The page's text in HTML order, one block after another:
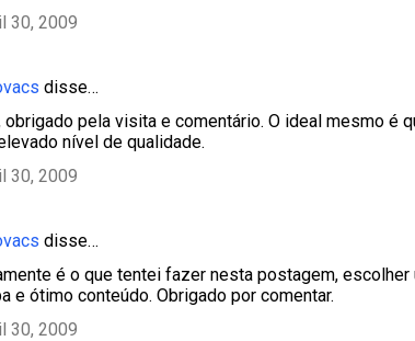
30, 2009
disse…
obrigado pela visita e comentário. O ideal mesmo é
nível de qualidade.
30, 2009
disse…
é o que tentei fazer nesta postagem,
e ótimo conteúdo. Obrigado por comentar.
30, 2009